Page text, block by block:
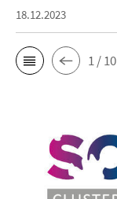
18.12.2023
1 / 10